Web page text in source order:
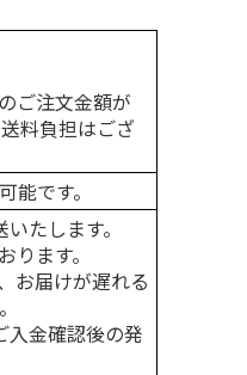
ご注文金額が
料負担はござ
能です。
たします。
ます。
お届けが遅れる
入金確認後の発